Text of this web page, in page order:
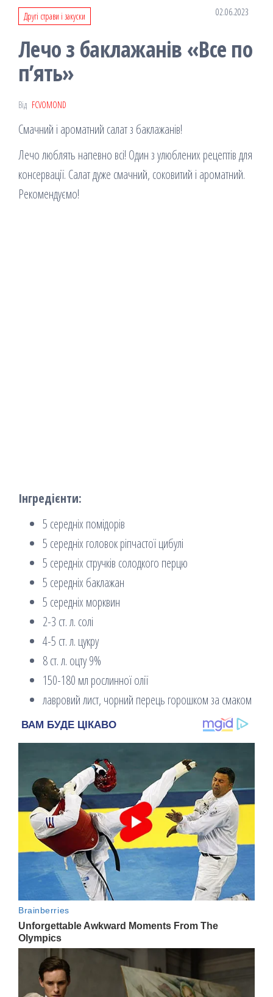
Другі страви і закуски 02.06.2023
Лечо з баклажанів «Все по
п’ять»
Від FCVOMOND
Смачний і ароматний салат з баклажанів!
Лечо люблять напевно всі! Один з улюблених рецептів для
консервації. Салат дуже смачний, соковитий і ароматний.
Рекомендуємо!
Інгредієнти:
5 середніх помідорів
5 середніх головок ріпчастої цибулі
5 середніх стручків солодкого перцю
5 середніх баклажан
5 середніх морквин
2-3 ст. л. солі
4-5 ст. л. цукру
8 ст. л. оцту 9%
150-180 мл рослинної олії
лавровий лист, чорний перець горошком за смаком